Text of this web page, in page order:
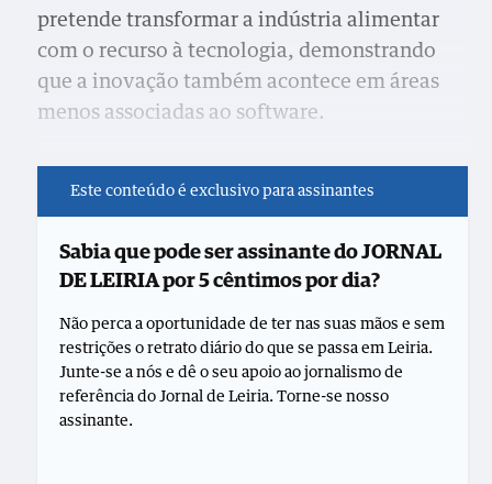
pretende transformar a indústria alimentar
com o recurso à tecnologia, demonstrando
que a inovação também acontece em áreas
menos associadas ao software.
Este conteúdo é exclusivo para assinantes
Sabia que pode ser assinante do JORNAL
DE LEIRIA por 5 cêntimos por dia?
Não perca a oportunidade de ter nas suas mãos e sem
restrições o retrato diário do que se passa em Leiria.
Junte-se a nós e dê o seu apoio ao jornalismo de
referência do Jornal de Leiria. Torne-se nosso
assinante.